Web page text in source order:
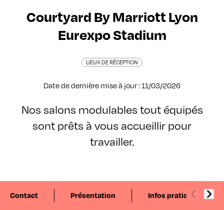
Courtyard By Marriott Lyon
Eurexpo Stadium
LIEUX DE RÉCEPTION
Date de dernière mise à jour : 11/03/2026
Nos salons modulables tout équipés
sont prêts à vous accueillir pour
travailler.
Contact Présentation Infos pratiques